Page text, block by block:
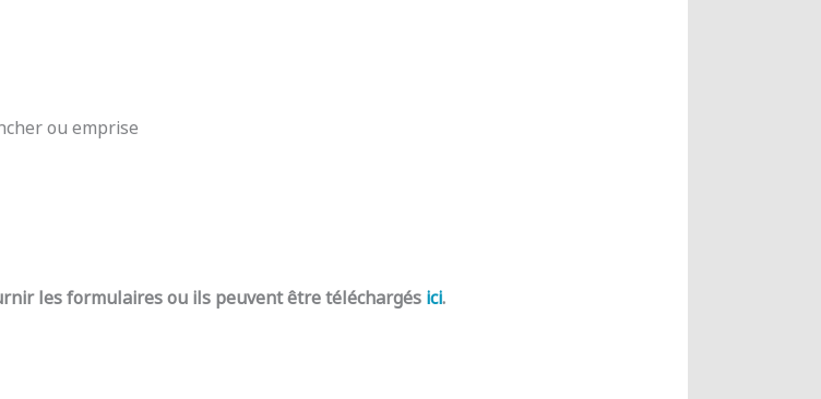
ou emprise
les formulaires ou ils peuvent être téléchargés ici.